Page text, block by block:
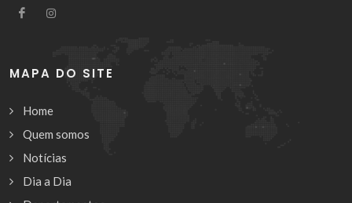
MAPA DO SITE
Home
Quem somos
Notícias
Dia a Dia